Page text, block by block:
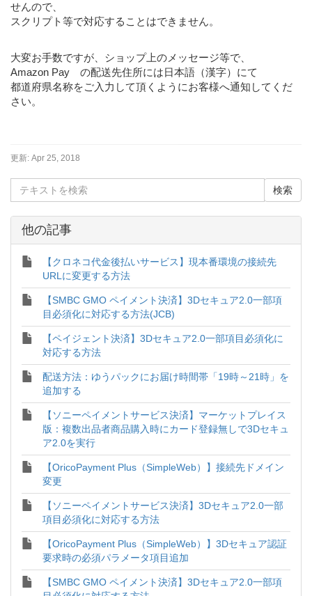
せんので、
スクリプト等で対応することはできません。
大変お手数ですが、ショップ上のメッセージ等で、
Amazon Pay の配送先住所には日本語（漢字）にて
都道府県名称をご入力して頂くようにお客様へ通知してくだ
さい。
更新: Apr 25, 2018
他の記事
【クロネコ代金後払いサービス】現本番環境の接続先
URLに変更する方法
【SMBC GMO ペイメント決済】3Dセキュア2.0一部項
目必須化に対応する方法(JCB)
【ペイジェント決済】3Dセキュア2.0一部項目必須化に
対応する方法
配送方法：ゆうパックにお届け時間帯「19時～21時」を
追加する
【ソニーペイメントサービス決済】マーケットプレイス
版：複数出品者商品購入時にカード登録無しで3Dセキュ
ア2.0を実行
【OricoPayment Plus（SimpleWeb）】接続先ドメイン
変更
【ソニーペイメントサービス決済】3Dセキュア2.0一部
項目必須化に対応する方法
【OricoPayment Plus（SimpleWeb）】3Dセキュア認証
要求時の必須パラメータ項目追加
【SMBC GMO ペイメント決済】3Dセキュア2.0一部項